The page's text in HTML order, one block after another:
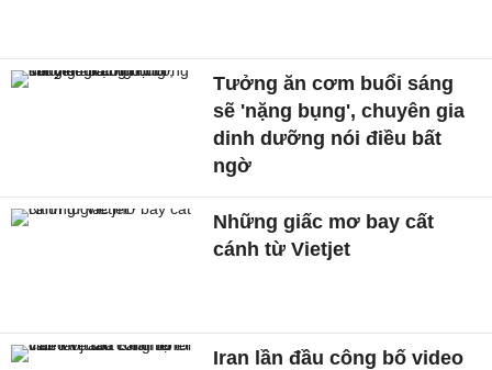
Tưởng ăn cơm buổi sáng
sẽ 'nặng bụng', chuyên gia
dinh dưỡng nói điều bất
ngờ
Những giấc mơ bay cất
cánh từ Vietjet
Iran lần đầu công bố video